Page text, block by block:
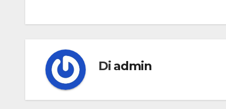
Di admin